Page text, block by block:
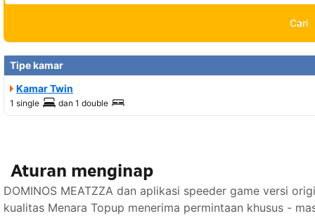
Cari
Tipe kamar
Kamar Twin
1 single dan 1 double
Aturan menginap
DOMINOS MEATZZA dan aplikasi speeder game versi
kualitas Menara Topup menerima permintaan khusus -